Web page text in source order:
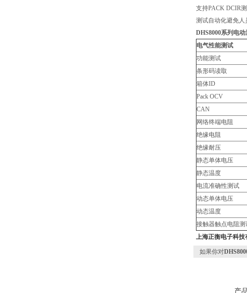
支持PACK DCIR
测试自动化避免人
DHS8000系列电
电气性能测试
功能
条形
箱体ID
Pack OCV
CAN
网络终端电阻
绝缘电阻
绝缘耐压
静态单体电压
静态温度
电流准确性测试
动态单体电压
动态温度
接触器触点电阻测
上海正衡电子科技
如果你对
产